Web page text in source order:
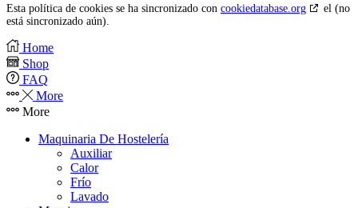
Esta política de cookies se ha sincronizado con cookiedatabase.org
el (no
está sincronizado aún).
Home
Shop
FAQ
More
More
Maquinaria De Hostelería
Auxiliar
Calor
Frío
Lavado